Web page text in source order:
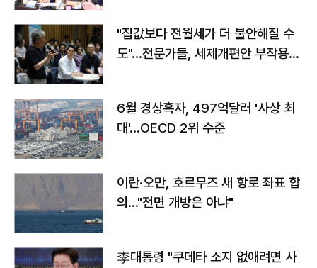
"집값보다 전월세가 더 불안해질 수
도"…전문가들, 세제개편안 부작용
6월 경상흑자, 497억달러 '사상 최
대'…OECD 2위 수준
이란·오만, 호르무즈 새 항로 좌표 합
의…"전면 개방은 아냐"
李대통령 "쿠데타 소지 없애려면 사